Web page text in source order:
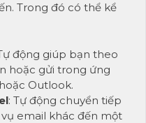
Trong đó có thể kể
động giúp bạn theo
hoặc gửi trong ứng
Outlook.
: Tự động chuyển tiếp
email khác đến một